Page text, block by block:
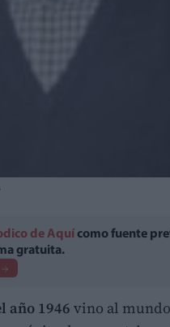
de Aquí como fuente
gratuita.
año 1946 vino al mundo